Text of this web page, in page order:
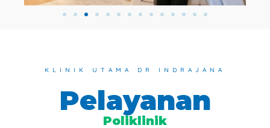
KLINIK UTAMA DR INDRAJANA
Pelayanan
Poliklinik